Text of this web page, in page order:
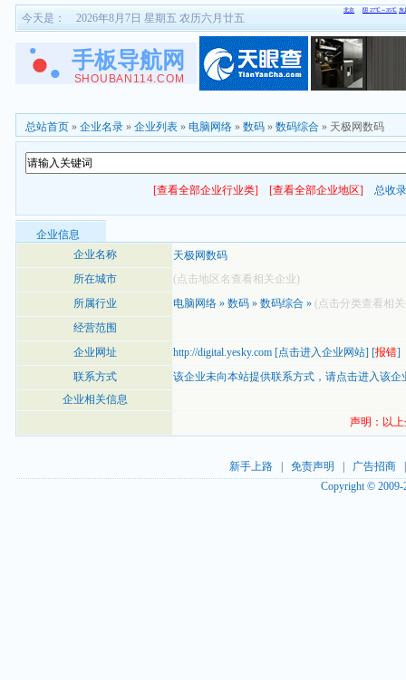
今天是： 2026年8月7日 星期五 农历六月廿五
总站首页 » 企业名录 » 企业列表 » 电脑网络 » 数码 » 数码综合 » 天极网数码
[查看全部企业行业类] [查看全部企业地区] 总收
企业信息
企业名称
天极网数码
所在城市
(点击地区名查看相关企业)
所属行业
电脑网络 » 数码 » 数码综合 » (点击分类查看相
经营范围
企业网址
http://digital.yesky.com [点击进入企业网站] [报错]
联系方式
该企业未向本站提供联系方式， 请点击进入该企
企业相关信息
声明：以
新手上路| 免责声明 广告招商
Copyright ©